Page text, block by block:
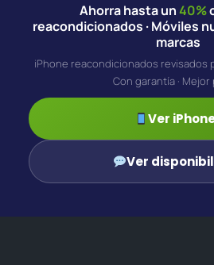
Ahorra hasta un40%
reacondicionados · Móviles
marcas
iPhone reacondicionados revisados
Con garantía · Mejor
Ver
Ver